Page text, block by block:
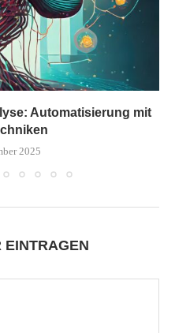
Automatisierung mit
2025
EINTRAGEN